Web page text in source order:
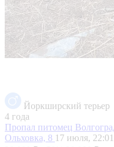
Йоркширский терьер
4 года
Пропал питомец
Ольховка, 8 17 июля, 22:01